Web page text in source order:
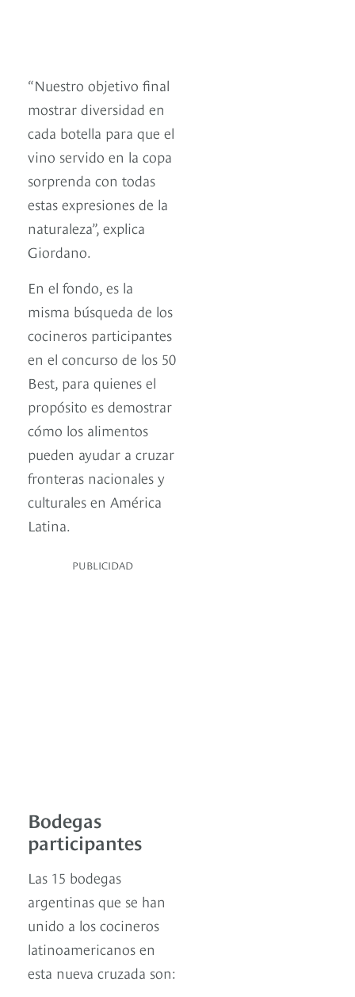
“Nuestro objetivo final
mostrar diversidad en
cada botella para que el
vino servido en la copa
sorprenda con todas
estas expresiones de la
naturaleza”, explica
Giordano.
En el fondo, es la
misma búsqueda de los
cocineros participantes
en el concurso de los 50
Best, para quienes el
propósito es demostrar
cómo los alimentos
pueden ayudar a cruzar
fronteras nacionales y
culturales en América
Latina.
PUBLICIDAD
Bodegas
participantes
Las 15 bodegas
argentinas que se han
unido a los cocineros
latinoamericanos en
esta nueva cruzada son: